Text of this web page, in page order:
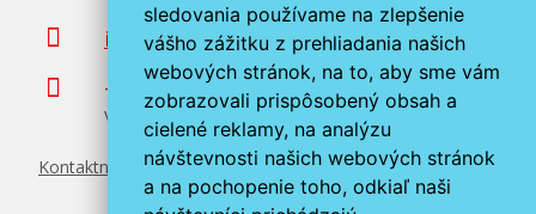
sledovania používame na zlepšenie
vášho zážitku z prehliadania našich
webových stránok, na to, aby sme vám
zobrazovali prispôsobený obsah a
cielené reklamy, na analýzu
návštevnosti našich webových stránok
a na pochopenie toho, odkiaľ naši
info@miroluk.sk
+420 377 222 313
Volajte v pracovné dni od 8. do 17. hod.
Kontaktné údaje